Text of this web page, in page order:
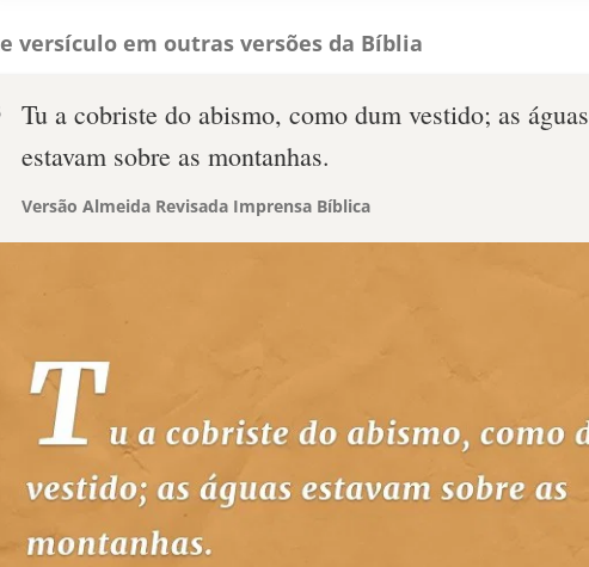
versículo em outras versões da Bíblia
Tu a cobriste do abismo, como dum vestido; as águas
estavam sobre as montanhas.
Versão Almeida Revisada Imprensa Bíblica